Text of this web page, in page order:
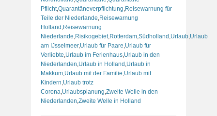
Pflicht,Quarantäneverpflichtung Reisewarnung für
Teile der Niederlande Reisewarnung
Holland Reisewarnung
Niederlande Risikogebiet, Rotterdam Südholland Urlaub Urlaub
am IJsselmeer, Urlaub für Paare Urlaub für
Verliebte Urlaub im Ferienhaus Urlaub in den
Niederlanden Urlaub in Holland Urlaub in
Makkum Urlaub mit der Familie Urlaub mit
Kindern Urlaub trotz
Corona Urlaubsplanung Zweite Welle in den
Niederlanden Zweite Welle in Holland